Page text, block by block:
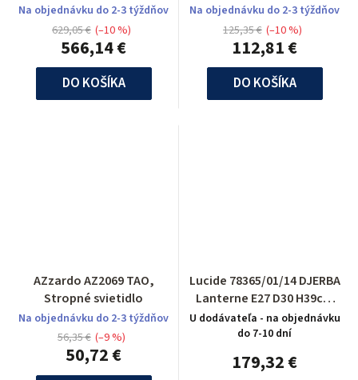
Na objednávku do 2-3 týždňov
566,14 €
629,05 € (–10 %)
DO KOŠÍKA
Na objednávku do 2-3 týždňov
112,81 €
125,35 € (–10 %)
DO KOŠÍKA
AZzardo AZ2069 TAO,
Stropné svietidlo
Na objednávku do 2-3 týždňov
50,72 €
56,35 € (–9 %)
Lucide 78365/01/14 DJERBA
Lanterne E27 D30 H39cm
Acryl/Argenté
U dodávateľa - na objednávku
do 7-10 dní
179,32 €